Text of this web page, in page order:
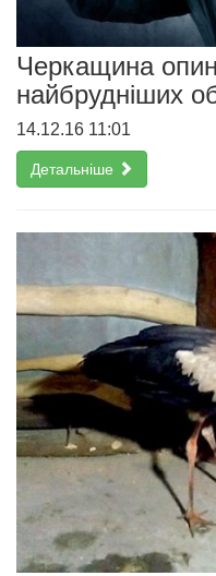
Черкащина
найбрудніших
14.12.16 11:01
Детальніше